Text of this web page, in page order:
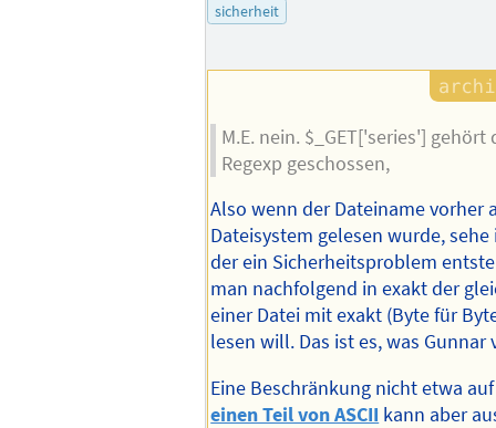
sicherheit
M.E. nein. $_GET['series']
Regexp geschossen,
Also wenn der Dateiname vorher
Dateisystem gelesen wurde,
der ein Sicherheitsproblem
man nachfolgend in exakt der
einer Datei mit exakt (Byte für
lesen will. Das ist es, was Gunnar
Eine Beschränkung nicht etwa
einen Teil von ASCII kann aber